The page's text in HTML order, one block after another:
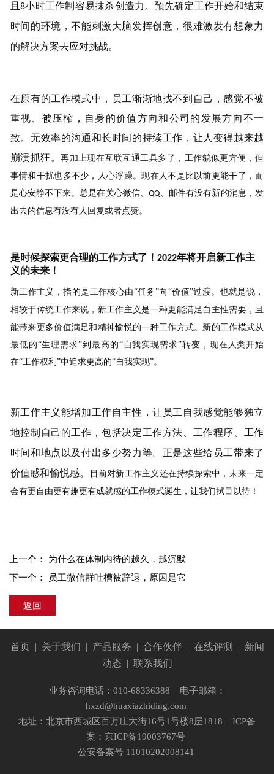
且8小时工作制 容易抹杀创造力。预先确定工作开始和结束
时间的环境，不能刺激大脑发挥创意，很难激发有想象力
的解决方案去应对挑战。
在原有的工作模式中， 员工渐渐地找不到自己 ，感觉不被
重视、被压榨， 自身的价值方向和公司的发展方向不一
致。无效率的沟通和长时间的持续工作，让 人变得越来越
崩溃抓狂。再加上现在互联互通工具多了，工作貌似更方便，但
事情和干扰也多不少 ， 人心浮躁。现在人不是 比以前更能干了，而
是心安静不下来。总是在关心微信、QQ、邮件有没有新的消息，发
出去的信息有没有人回复或者点赞。
是时候探索更合理的工作方式了 ！ 2022年将开启新工作主
义的未来！
新工作主义 ，指的是工作核心由“任务”向“价值”过渡。 也就是说，
相较于传统工作来说， 新工作主义是一种更能满足自主性需要，且
能带来更多价值满足和精神愉悦的一种工作方式。 新的工作模式从
最低的“生理需求”到最高的“自我实现需求”转变 ，现在人类开始
在“工作权利 ”中追求更高的“自我实现”。
新工作主义 能增加工作自主性 ，让 员工自我感觉能够独立
地控制自己的工作，包括决定工作方法、工作程序、 工作
时间和地点以及付出多少努力等。 正是这些给员工带来了
价值感和愉悦感。
目前对新工作主义 还在持续探索中 ， 未来一定
会有更自由更有趣更有成就感的工作模式诞生，让我们拭目以待！
上一个： 为什么在体制内待的越久，越沉默
下一个：
员工微信群吐槽被辞退，原因是它
返回
首页 关于我们 产品服务 合作伙伴 在线评测
新闻
动态
联系我们
业务咨询电话：010-68336388 电子邮箱：
hxzd@huaxiazhiding.com
地址：北京市西城区百万庄大街16号1号楼8层1818
ICP备
案：京ICP备19003767号
公安备案号 11010202008141